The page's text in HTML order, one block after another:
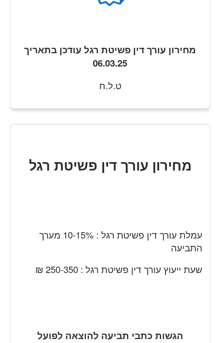
מחירון עורך דין פשיטת רגל עודכן בתאריך
06.03.25
ט.ל.ח
מחירון עורך דין פשיטת רגל
עמלת עורך דין פשיטת רגל : 10-15% מערך
התביעה
שעת ייעוץ עורך דין פשיטת רגל : 250-350 ₪
הגשות כתבי תביעה להוצאה לפועל